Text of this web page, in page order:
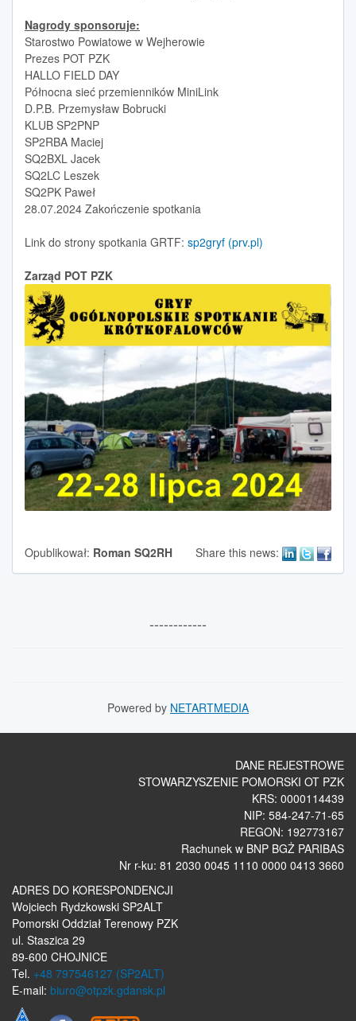
Nagrody sponsoruje:
Starostwo Powiatowe w Wejherowie
Prezes POT PZK
HALLO FIELD DAY
Północna sieć przemienników MiniLink
D.P.B. Przemysław Bobrucki
KLUB SP2PNP
SP2RBA Maciej
SQ2BXL Jacek
SQ2LC Leszek
SQ2PK Paweł
28.07.2024 Zakończenie spotkania
Link do strony spotkania GRTF: sp2gryf (prv.pl)
Zarząd POT PZK
Opublikował: Roman SQ2RH Share this news:
------------
Powered by NETARTMEDIA
DANE REJESTROWE
STOWARZYSZENIE POMORSKI OT PZK
KRS: 0000114439
NIP: 584-247-71-65
REGON: 192773167
Rachunek w BNP BGŻ PARIBAS
Nr r-ku: 81 2030 0045 1110 0000 0413 3660
ADRES DO KORESPONDENCJI
Wojciech Rydzkowski SP2ALT
Pomorski Oddział Terenowy PZK
ul. Staszica 29
89-600 CHOJNICE
Tel. +48 797546127 (SP2ALT)
E-mail: biuro@otpzk.gdansk.pl